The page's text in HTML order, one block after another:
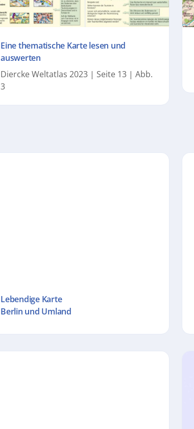
Eine thematische Karte lesen und
auswerten
Diercke Weltatlas 2023 | Seite 13 | Abb.
3
Lebendige Karte
Berlin und Umland